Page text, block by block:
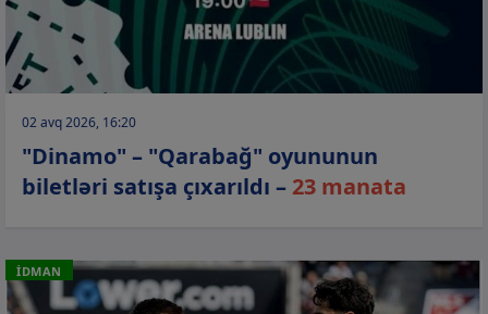
02 avq 2026, 16:20
"Dinamo" – "Qarabağ" oyununun
biletləri satışa çıxarıldı – 23 manata
İDMAN